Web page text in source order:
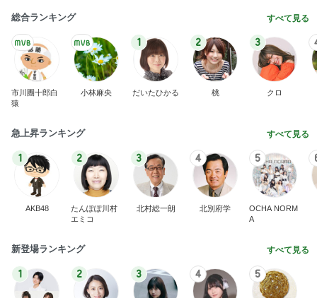
総合ランキング すべて見る
市川團十郎白
猿
小林麻央
1
だいたひかる
2
桃
3
クロ
急上昇ランキング すべて見る
1
AKB48
2
たんぽぽ川村
エミコ
3
北村総一朗
4
北別府学
5
OCHA NORM
A
新登場ランキング すべて見る
1 2 3 4 5